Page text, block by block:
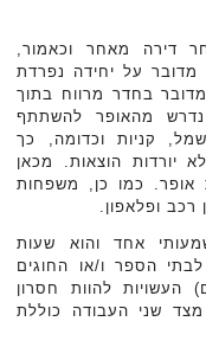
דירה מאחר וכאמור,
על יחידה נפרדת
בחדר מרווח בתוך
מהאופר להשתתף
קניות וכדומה, כך
הוצאות. מכאן
כמו כן, משפחות
ופלאפון.
אחד והוא שעות
הספר ו/או החוגים
להוות חסרון
מצד שני העבודה כוללת